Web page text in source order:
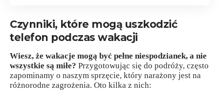
Czynniki, które mogą uszkodzić
telefon podczas wakacji
Wiesz, że wakacje mogą być pełne niespodzianek, a nie
wszystkie są miłe? Przygotowując się do podróży, często
zapominamy o naszym sprzęcie, który narażony jest na
różnorodne zagrożenia. Oto kilka z nich: